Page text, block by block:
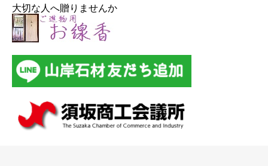
大切な人へ贈りませんか